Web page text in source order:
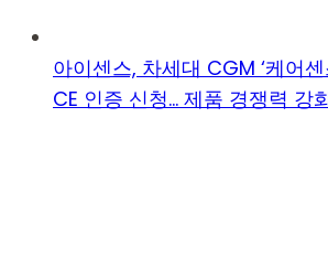
아이센스, 차세대 CGM ‘케어
CE 인증 신청… 제품 경쟁력 강